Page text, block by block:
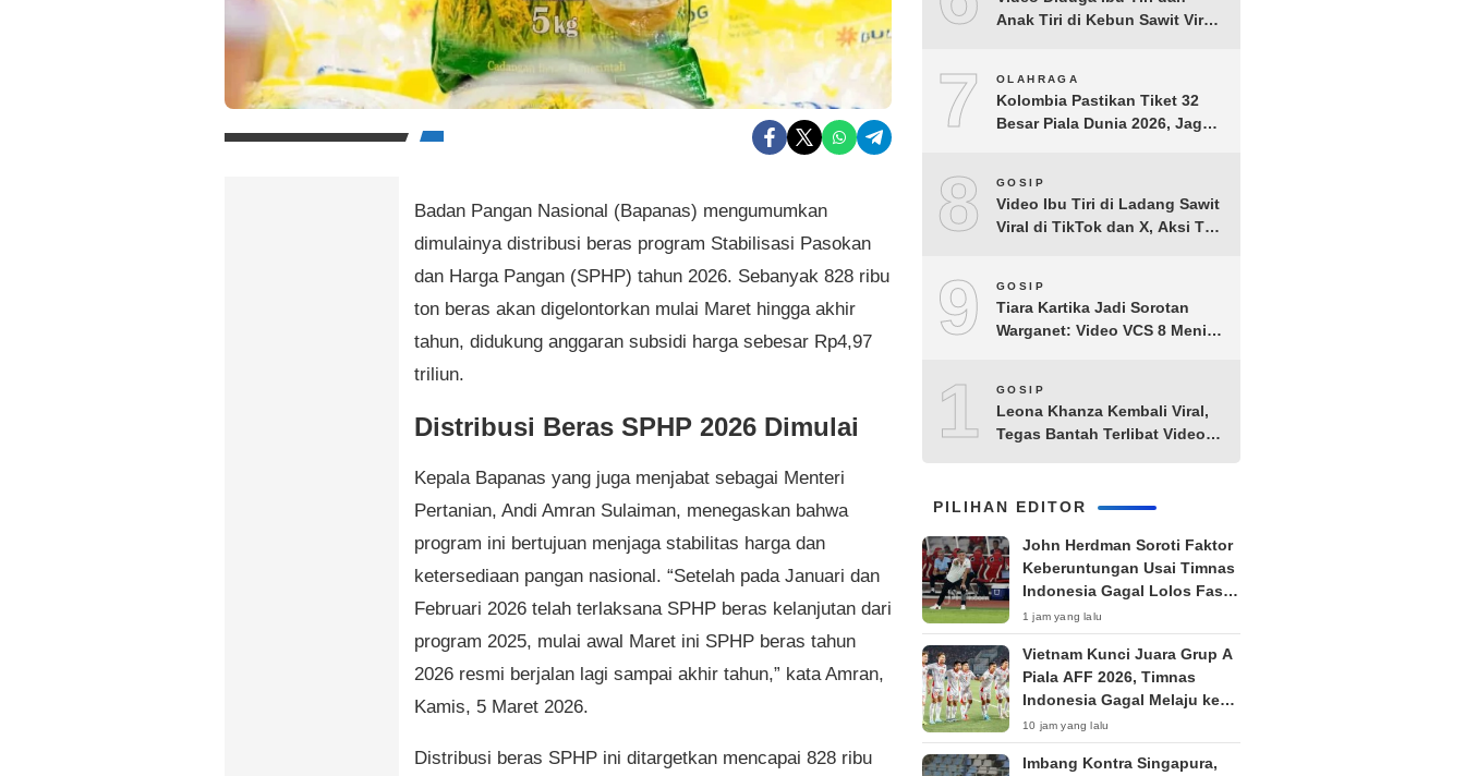
Badan Pangan Nasional (Bapanas) mengumumkan
dimulainya distribusi beras program Stabilisasi Pasokan
dan Harga Pangan (SPHP) tahun 2026. Sebanyak 828 ribu
ton beras akan digelontorkan mulai Maret hingga akhir
tahun, didukung anggaran subsidi harga sebesar Rp4,97
triliun.
Distribusi Beras SPHP 2026 Dimulai
Kepala Bapanas yang juga menjabat sebagai Menteri
Pertanian, Andi Amran Sulaiman, menegaskan bahwa
program ini bertujuan menjaga stabilitas harga dan
ketersediaan pangan nasional. “Setelah pada Januari dan
Februari 2026 telah terlaksana SPHP beras kelanjutan dari
program 2025, mulai awal Maret ini SPHP beras tahun
2026 resmi berjalan lagi sampai akhir tahun,” kata Amran,
Kamis, 5 Maret 2026.
Distribusi beras SPHP ini ditargetkan mencapai 828 ribu
Anak Tiri di Kebun Sawit Viral,
7 OLAHRAGA
Kolombia Pastikan Tiket 32
Besar Piala Dunia 2026, Jaga
8 GOSIP
Video Ibu Tiri di Ladang Sawit
Viral di TikTok dan X, Aksi Tak
9 GOSIP
Tiara Kartika Jadi Sorotan
Warganet: Video VCS 8 Menit
10
GOSIP
Leona Khanza Kembali Viral,
Tegas Bantah Terlibat Video
PILIHAN EDITOR
John Herdman Soroti Faktor
Keberuntungan Usai Timnas
Indonesia Gagal Lolos Fase
Grup Piala AFF 2026
1 jam yang lalu
Vietnam Kunci Juara Grup A
Piala AFF 2026, Timnas
Indonesia Gagal Melaju ke
Semifinal
10 jam yang lalu
Imbang Kontra Singapura,